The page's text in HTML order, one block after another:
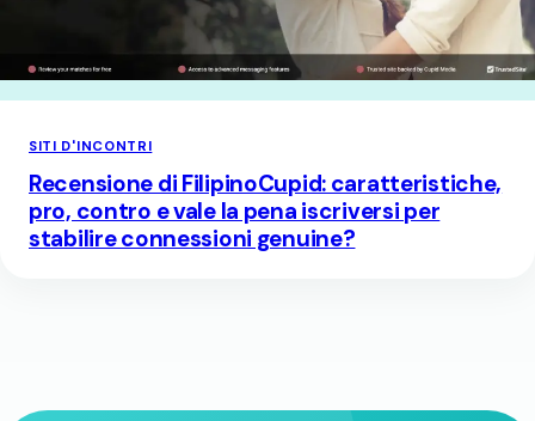
SITI D'INCONTRI
Recensione di FilipinoCupid: caratteristiche,
pro, contro e vale la pena iscriversi per
stabilire connessioni genuine?